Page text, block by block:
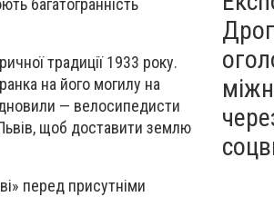
багатогранність
традиції 1933 року.
на його могилу на
— велосипедисти
щоб доставити землю
перед присутніми